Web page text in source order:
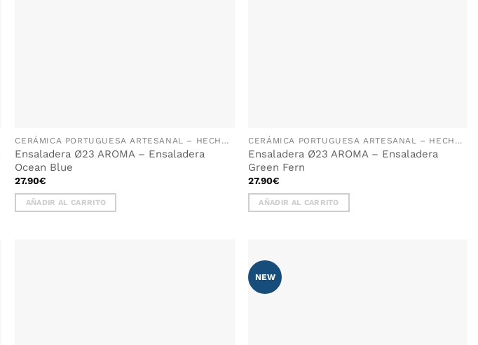
CERÁMICA PORTUGUESA ARTESANAL – HECHA A MANO EN PORTUGAL
Ensaladera Ø23 AROMA – Ensaladera
Ocean Blue
27.90€
AÑADIR AL CARRITO
CERÁMICA PORTUGUESA ARTESANAL – HECHA A MANO EN PORTUGAL
Ensaladera Ø23 AROMA – Ensaladera
Green Fern
27.90€
AÑADIR AL CARRITO
NEW